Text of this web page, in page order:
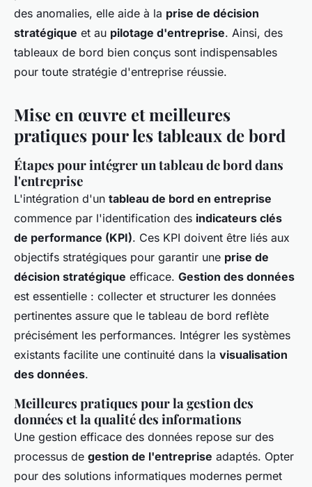
des anomalies, elle aide à la prise de décision
stratégique et au pilotage d'entreprise. Ainsi, des
tableaux de bord bien conçus sont indispensables
pour toute stratégie d'entreprise réussie.
Mise en œuvre et meilleures
pratiques pour les tableaux de bord
Étapes pour intégrer un tableau de bord dans
l'entreprise
L'intégration d'un tableau de bord en entreprise
commence par l'identification des indicateurs clés
de performance (KPI). Ces KPI doivent être liés aux
objectifs stratégiques pour garantir une prise de
décision stratégique efficace. Gestion des données
est essentielle : collecter et structurer les données
pertinentes assure que le tableau de bord reflète
précisément les performances. Intégrer les systèmes
existants facilite une continuité dans la visualisation
des données.
Meilleures pratiques pour la gestion des
données et la qualité des informations
Une gestion efficace des données repose sur des
processus de gestion de l'entreprise adaptés. Opter
pour des solutions informatiques modernes permet